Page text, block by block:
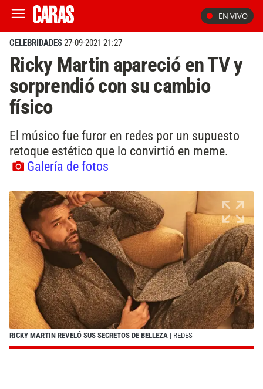
EN VIVO
CELEBRIDADES27-09-2021 21:27
Ricky Martin apareció en TV y
sorprendió con su cambio
físico
El músico fue furor en redes por un supuesto
retoque estético que lo convirtió en meme.
Galería de fotos
RICKY MARTIN REVELÓ SUS SECRETOS DE BELLEZA | REDES